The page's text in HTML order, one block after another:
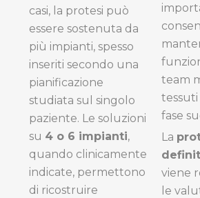
casi, la protesi può
essere sostenuta da
più impianti, spesso
inseriti secondo una
pianificazione
studiata sul singolo
paziente. Le soluzioni
su 4 o 6 impianti,
quando clinicamente
indicate, permettono
di ricostruire
team
tessuti
fase
La
viene
le